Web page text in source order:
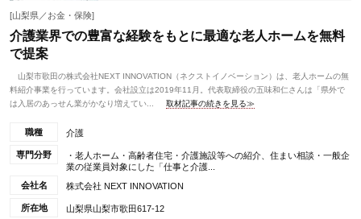
[山梨県／お金・保険]
介護業界での豊富な経験をもとに最適な老人ホームを無料
で提案
山梨市歌田の株式会社NEXT INNOVATION（ネクストイノベーション）は、老人ホームの無
料紹介事業を行っています。会社設立は2019年11月。代表取締役の五味和仁さんは「県外で
は入居のあっせん業がかなり増えてい...
取材記事の続きを見る≫
職種 介護
専門分野
・老人ホーム・高齢者住宅・介護施設等への紹介、住まい相談・一般企
業の従業員対象にした「仕事と介護...
会社名
株式会社 NEXT INNOVATION
所在地 山梨県山梨市歌田617-12